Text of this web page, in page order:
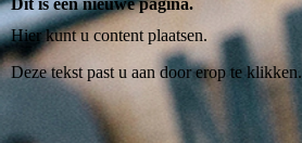
Dit is een nieuwe pagina.
Hier kunt u content plaatsen.
Deze tekst past u aan door erop te klikken.